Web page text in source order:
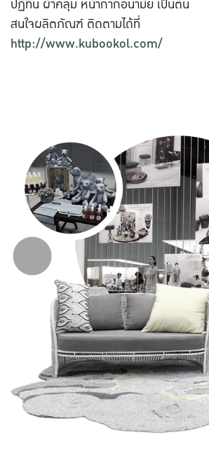
ปฏิทิน ผ้าคลุม หน้ากากอนามัย เป็นต้น
สนใจผลิตภัณฑ์ ติดตามได้ที่
http://www.kubookol.com/